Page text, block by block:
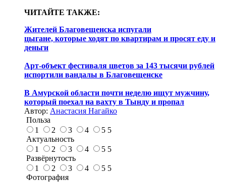
ЧИТАЙТЕ ТАКЖЕ:
Жителей Благовещенска испугали
цыгане, которые ходят по квартирам и просят еду и
деньги
Арт-объект фестиваля цветов за 143 тысячи рублей
испортили вандалы в Благовещенске
В Амурской области почти неделю ищут мужчину,
который поехал на вахту в Тынду и пропал
Автор: Анастасия Нагайко
Польза
1
2 3 4 5 5
Актуальность
1
2 3 4 5 5
Развёрнутость
1
2 3 4 5 5
Фотография